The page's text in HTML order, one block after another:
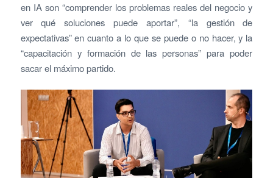
en IA son “comprender los problemas reales del negocio y
ver qué soluciones puede aportar”, “la gestión de
expectativas” en cuanto a lo que se puede o no hacer, y la
“capacitación y formación de las personas” para poder
sacar el máximo partido.